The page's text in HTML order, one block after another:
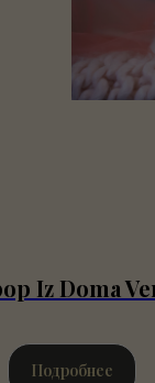
Iz Doma
Подробнее